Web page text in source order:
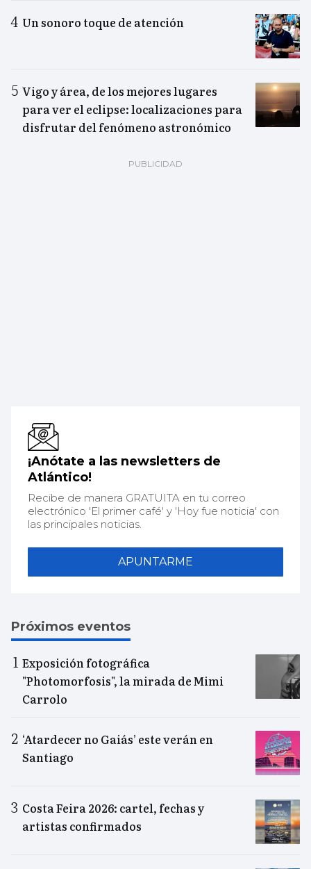
Un sonoro toque de atención
Vigo y área, de los mejores lugares
para ver el eclipse: localizaciones para
disfrutar del fenómeno astronómico
¡Anótate a las newsletters de
Atlántico!
Recibe de manera GRATUITA en tu correo
electrónico 'El primer café' y 'Hoy fue noticia' con
las principales noticias.
APUNTARME
Próximos eventos
Exposición fotográfica
"Photomorfosis", la mirada de Mimi
Carrolo
‘Atardecer no Gaiás’ este verán en
Santiago
Costa Feira 2026: cartel, fechas y
artistas confirmados